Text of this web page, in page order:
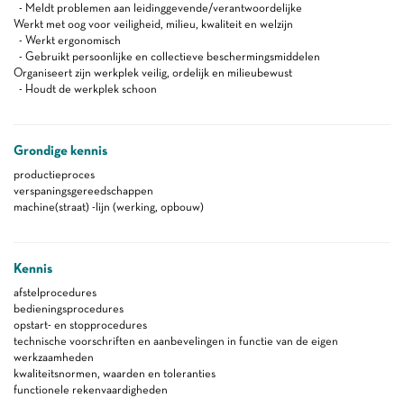
- Meldt problemen aan leidinggevende/verantwoordelijke
Werkt met oog voor veiligheid, milieu, kwaliteit en welzijn
- Werkt ergonomisch
- Gebruikt persoonlijke en collectieve beschermingsmiddelen
Organiseert zijn werkplek veilig, ordelijk en milieubewust
- Houdt de werkplek schoon
Grondige kennis
productieproces
verspaningsgereedschappen
machine(straat) -lijn (werking, opbouw)
Kennis
afstelprocedures
bedieningsprocedures
opstart- en stopprocedures
technische voorschriften en aanbevelingen in functie van de eigen
werkzaamheden
kwaliteitsnormen, waarden en toleranties
functionele rekenvaardigheden